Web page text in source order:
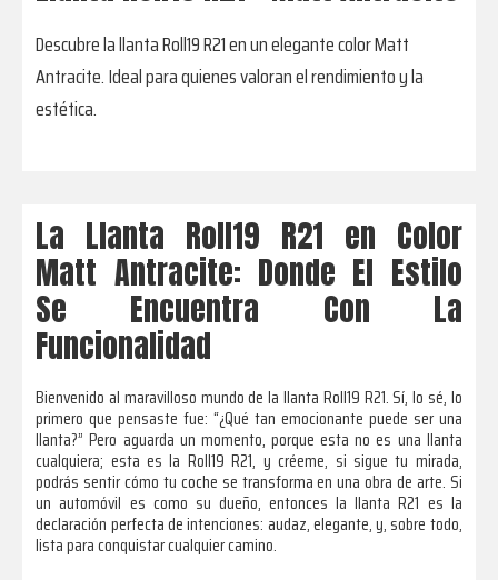
Descubre la llanta Roll19 R21 en un elegante color Matt
Antracite. Ideal para quienes valoran el rendimiento y la
estética.
La Llanta Roll19 R21 en Color
Matt Antracite: Donde El Estilo
Se Encuentra Con La
Funcionalidad
Bienvenido al maravilloso mundo de la llanta Roll19 R21. Sí, lo sé, lo
primero que pensaste fue: “¿Qué tan emocionante puede ser una
llanta?” Pero aguarda un momento, porque esta no es una llanta
cualquiera; esta es la Roll19 R21, y créeme, si sigue tu mirada,
podrás sentir cómo tu coche se transforma en una obra de arte. Si
un automóvil es como su dueño, entonces la llanta R21 es la
declaración perfecta de intenciones: audaz, elegante, y, sobre todo,
lista para conquistar cualquier camino.